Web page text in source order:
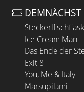
Ice Cream Man
Das Ende der
Exit 8
You, Me & Italy
Marsupilami